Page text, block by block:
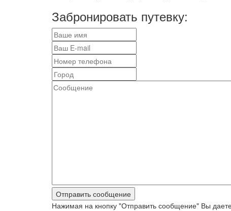
Забронировать путевку:
Нажимая на кнопку "Отправить сообщение" Вы